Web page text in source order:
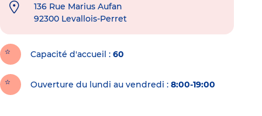
136 Rue Marius Aufan
92300 Levallois-Perret
Capacité d'accueil 60
Ouverture du lundi au vendredi : 8:00-19:00